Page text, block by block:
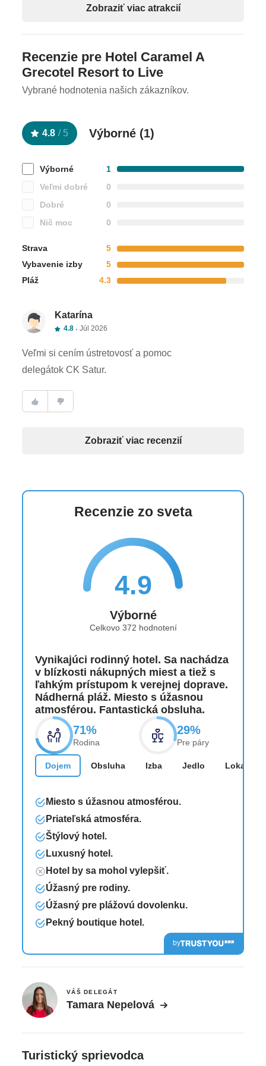
EUR/izba/deň).
*****
Zobraziť viac atrakcií
Recenzie pre Hotel Caramel A
Grecotel Resort to Live
Vybrané hodnotenia našich zákazníkov.
4.8 / 5 Výborné (1)
Výborné
1
Veľmi dobré
0
Dobré
0
Nič moc
0
Strava
5
Vybavenie izby
5
Pláž
4.3
Katarína
4.8 Júl 2026
Veľmi si cením ústretovosť a pomoc
delegátok CK Satur.
Zobraziť viac recenzií
Recenzie zo sveta
4.9
Výborné
Celkovo 372 hodnotení
Vynikajúci rodinný hotel. Sa nachádza
v blízkosti nákupných miest a tiež s
ľahkým prístupom k verejnej doprave.
Nádherná pláž. Miesto s úžasnou
atmosférou. Fantastická obsluha.
71%
Rodina
29%
Pre páry
Dojem Obsluha Izba Jedlo Lokalita
Miesto s úžasnou atmosférou.
Priateľská atmosféra.
Štýlový hotel.
Luxusný hotel.
Hotel by sa mohol vylepšiť.
Úžasný pre rodiny.
Úžasný pre plážovú dovolenku.
Pekný boutique hotel.
by
VÁŠ DELEGÁT
Tamara Nepelová
Turistický sprievodca